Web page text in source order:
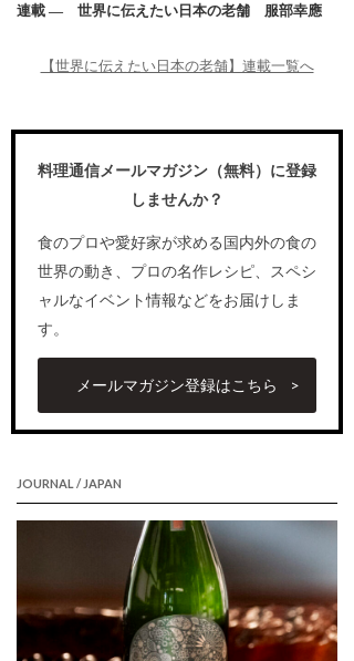
連載 ― 世界に伝えたい日本の老舗 服部幸應
【世界に伝えたい日本の老舗】連載一覧へ
料理通信メールマガジン（無料）に登録
しませんか？
食のプロや愛好家が求める国内外の食の
世界の動き、プロの名作レシピ、スペシ
ャルなイベント情報などをお届けしま
す。
メールマガジン登録はこちら
JOURNAL / JAPAN